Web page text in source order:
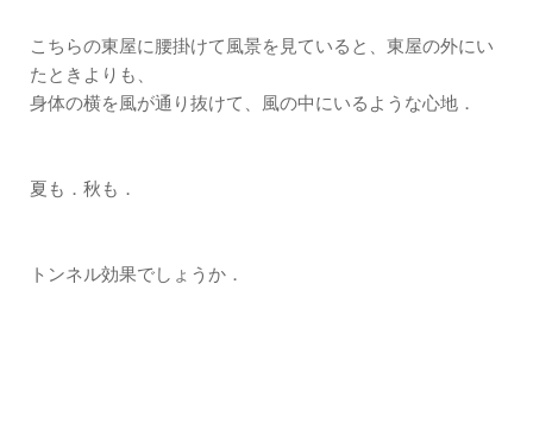
こちらの東屋に腰掛けて風景を見ていると、東屋の外にい
たときよりも、
身体の横を風が通り抜けて、風の中にいるような心地．
夏も．秋も．
トンネル効果でしょうか．